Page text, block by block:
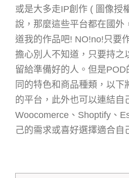
或是大多走IP創作 ( 圖像授
說，那麼這些平台都在國外
道我的作品吧! NO!no!只要
擔心別人不知道，只要持之
留給準備好的人。但是
同的特色和商品種類，以下
的平台，此外也可以連結自
Woocomerce、Shoptify、
己的需求或喜好選擇適合自